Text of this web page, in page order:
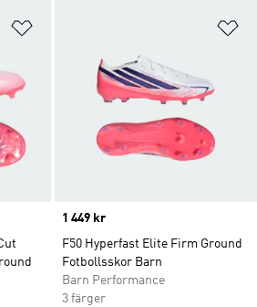
Price
1 449 kr
F50 Hyperfast Elite Firm Ground
Fotbollsskor Barn
Barn Performance
3 färger